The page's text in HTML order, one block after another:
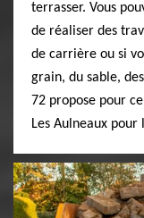
terrasser. Vous
de réaliser des
de carrière ou si
grain, du sable,
72 propose pour
Les Aulneaux